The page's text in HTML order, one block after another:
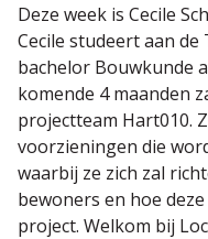
Deze week is Cecile
Cecile studeert aan
bachelor Bouwkunde
komende 4 maanden
projectteam Hart010.
voorzieningen die
waarbij ze zich zal
bewoners en hoe
project. Welkom bij